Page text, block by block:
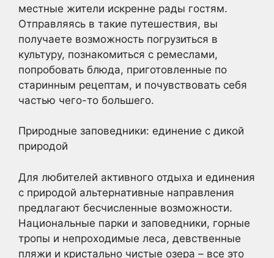
местные жители искренне рады гостям.
Отправляясь в такие путешествия, вы
получаете возможность погрузиться в
культуру, познакомиться с ремеслами,
попробовать блюда, приготовленные по
старинным рецептам, и почувствовать себя
частью чего-то большего.
Природные заповедники: единение с дикой
природой
Для любителей активного отдыха и единения
с природой альтернативные направления
предлагают бесчисленные возможности.
Национальные парки и заповедники, горные
тропы и непроходимые леса, девственные
пляжи и кристально чистые озера – все это